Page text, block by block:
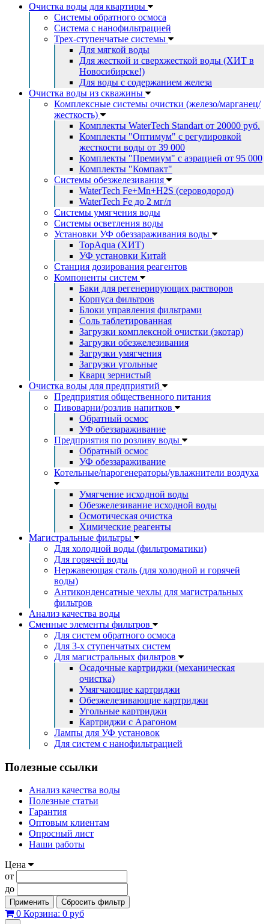
Очистка воды для квартиры
Системы обратного осмоса
Система с нанофильтрацией
Трех-ступенчатые системы
Для мягкой воды
Для жесткой и сверхжесткой воды (ХИТ в
Новосибирске!)
Для воды с содержанием железа
Очистка воды из скважины
Комплексные системы очистки (железо/марганец/
жесткость)
Комплекты WaterTech Standart от 20000 руб.
Комплекты "Оптимум" с регулировкой
жесткости воды от 39 000
Комплекты "Премиум" с аэрацией от 95 000
Комплекты "Компакт"
Системы обезжелезивания
WaterTech Fe+Mn+H2S (сероводород)
WaterTech Fe до 2 мг/л
Системы умягчения воды
Системы осветления воды
Установки УФ обеззараживания воды
TopAqua (ХИТ)
УФ установки Китай
Станция дозирования реагентов
Компоненты систем
Баки для регенерирующих растворов
Корпуса фильтров
Блоки управления фильтрами
Соль таблетированная
Загрузки комплексной очистки (экотар)
Загрузки обезжелезивания
Загрузки умягчения
Загрузки угольные
Кварц зернистый
Очистка воды для предприятий
Предприятия общественного питания
Пивоварни/розлив напитков
Обратный осмос
УФ обеззараживание
Предприятия по розливу воды
Обратный осмос
УФ обеззараживание
Котельные/парогенераторы/увлажнители воздуха
Умягчение исходной воды
Обезжелезивание исходной воды
Осмотическая очистка
Химические реагенты
Магистральные фильтры
Для холодной воды (фильтроматики)
Для горячей воды
Нержавеющая сталь (для холодной и горячей
воды)
Антиконденсатные чехлы для магистральных
фильтров
Анализ качества воды
Сменные элементы фильтров
Для систем обратного осмоса
Для 3-х ступенчатых систем
Для магистральных фильтров
Осадочные картриджи (механическая
очистка)
Умягчающие картриджи
Обезжелезивающие картриджи
Угольные картриджи
Картриджи с Арагоном
Лампы для УФ установок
Для систем с нанофильтрацией
Полезные ссылки
Анализ качества воды
Полезные статьи
Гарантия
Оптовым клиентам
Опросный лист
Наши работы
Цена
от
до
Применить Сбросить фильтр
0 Корзина: 0 руб